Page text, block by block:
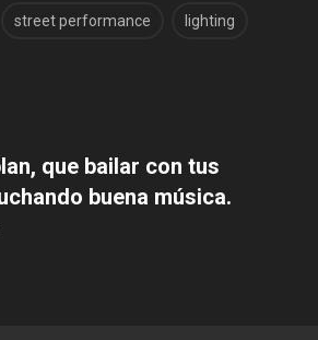
street performance lighting
que bailar con tus
buena música.